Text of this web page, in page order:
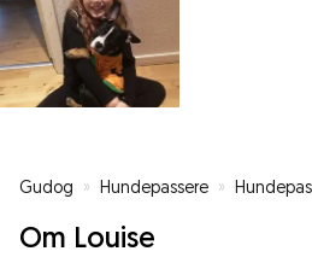
Gudog » Hundepassere »
Om Louise